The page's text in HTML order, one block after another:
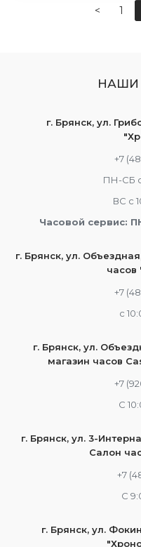
< 1
НАШИ
г. Брянск, ул.
+7
ПН-СБ с
ВС с
Часовой сервис:
г. Брянск, ул.
часов
+7
c
г. Брянск, ул.
магазин часов
+7
С
г. Брянск, ул. 3-
Салон
+7
С
г. Брянск, ул.